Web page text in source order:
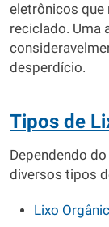
eletrônicos que
reciclado. Uma
desperdício.
Tipos de
Dependendo
diversos tipos
Lixo